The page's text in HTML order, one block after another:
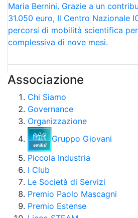
Maria Bernini. Grazie a un
31.050 euro, Il Centro Nazionale
percorsi di mobilità scientifica
complessiva di nove mesi.
Associazione
Chi Siamo
Governance
Organizzazione
Gruppo Giovani
Piccola Industria
I Club
Le Società di Servizi
Premio Paolo Mascagni
Premio Estense